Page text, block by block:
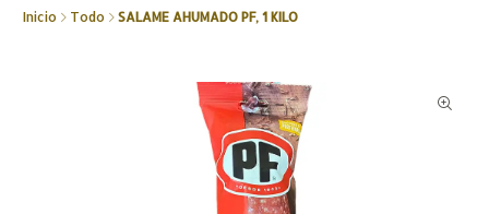
Inicio Todo SALAME AHUMADO PF, 1 KILO